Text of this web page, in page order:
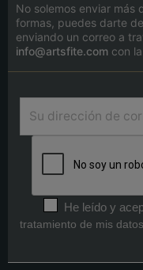
No solemos enviar más
formas, puedes darte
enviando un correo a
info@artsfite.com con
He leído y
tratamiento de mis